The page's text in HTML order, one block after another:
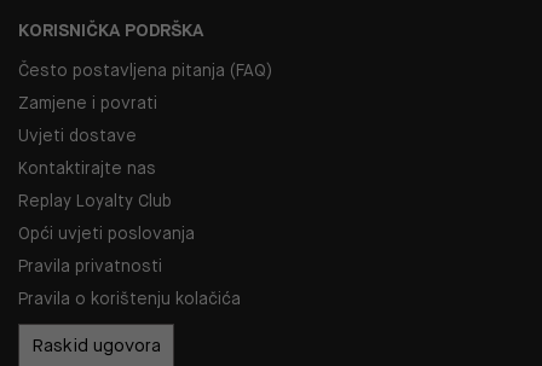
KORISNIČKA PODRŠKA
Često postavljena pitanja (FAQ)
Zamjene i povrati
Uvjeti dostave
Kontaktirajte nas
Replay Loyalty Club
Opći uvjeti poslovanja
Pravila privatnosti
Pravila o korištenju kolačića
Raskid ugovora